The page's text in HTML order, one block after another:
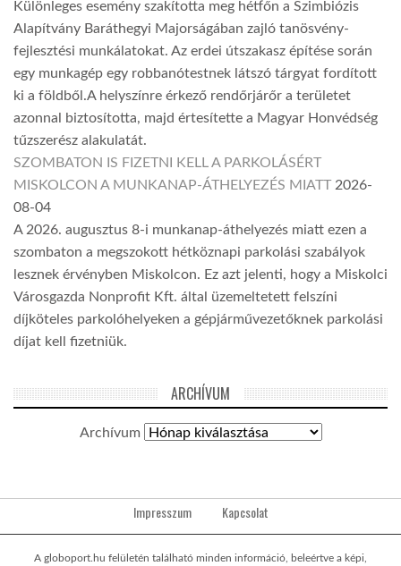
Különleges esemény szakította meg hétfőn a Szimbiózis
Alapítvány Baráthegyi Majorságában zajló tanösvény-
fejlesztési munkálatokat. Az erdei útszakasz építése során
egy munkagép egy robbanótestnek látszó tárgyat fordított
ki a földből.A helyszínre érkező rendőrjárőr a területet
azonnal biztosította, majd értesítette a Magyar Honvédség
tűzszerész alakulatát.
SZOMBATON IS FIZETNI KELL A PARKOLÁSÉRT
MISKOLCON A MUNKANAP-ÁTHELYEZÉS MIATT 2026-
08-04
A 2026. augusztus 8-i munkanap-áthelyezés miatt ezen a
szombaton a megszokott hétköznapi parkolási szabályok
lesznek érvényben Miskolcon. Ez azt jelenti, hogy a Miskolci
Városgazda Nonprofit Kft. által üzemeltetett felszíni
díjköteles parkolóhelyeken a gépjárművezetőknek parkolási
díjat kell fizetniük.
ARCHÍVUM
Archívum
Impresszum Kapcsolat
A globoport.hu felületén található minden információ, beleértve a képi,